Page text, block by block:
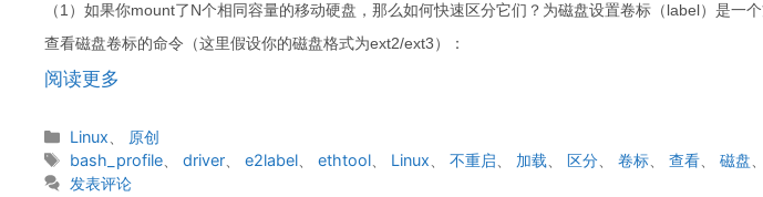
（1）如果你mount了N个相同容量的移动硬盘，那么如何快速区分它们？为磁盘设置卷标（label）是一个
查看磁盘卷标的命令（这里假设你的磁盘格式为ext2/ext3）：
阅读更多
分
类
Linux
原创
标
签
bash_profile 、driver 、e2label 、ethtool Linux 、不重启 加载 、区分 、卷标 、查看 、磁盘
发表评论